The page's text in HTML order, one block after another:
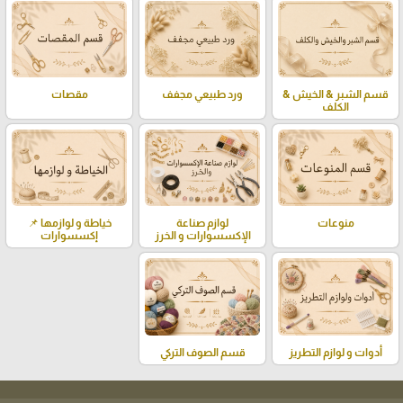
قسم الشبر & الخيش &
الكلف
ورد طبيعي مجفف مقصات
منوعات
لوازم صناعة
الإكسسوارات و الخرز
خياطة و لوازمها 📌
إكسسوارات
أدوات و لوازم التطريز قسم الصوف التركي